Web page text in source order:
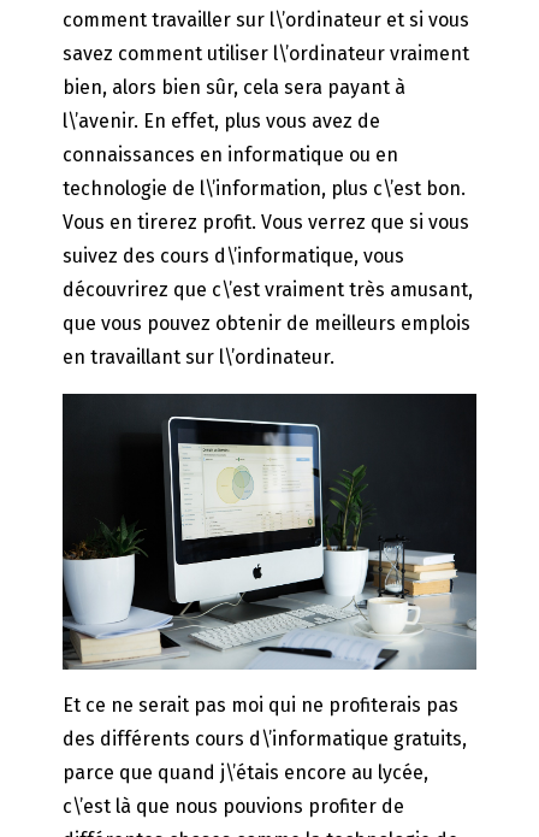
comment travailler sur l\’ordinateur et si vous
savez comment utiliser l\’ordinateur vraiment
bien, alors bien sûr, cela sera payant à
l\’avenir. En effet, plus vous avez de
connaissances en informatique ou en
technologie de l\’information, plus c\’est bon.
Vous en tirerez profit. Vous verrez que si vous
suivez des cours d\’informatique, vous
découvrirez que c\’est vraiment très amusant,
que vous pouvez obtenir de meilleurs emplois
en travaillant sur l\’ordinateur.
Et ce ne serait pas moi qui ne profiterais pas
des différents cours d\’informatique gratuits,
parce que quand j\’étais encore au lycée,
c\’est là que nous pouvions profiter de